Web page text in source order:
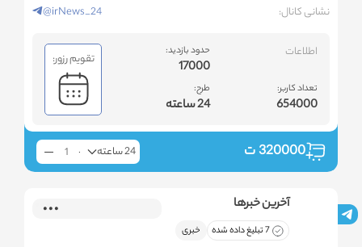
نشانی کانال: @irNews_24
اطلاعات
تعداد کاربر:
654000
حدود بازدید:
17000
طرح:
24 ساعته
تقویم رزور:
320000ت 24 ساعته
آخرین خبرها
7 تبلیغ داده شده خبری